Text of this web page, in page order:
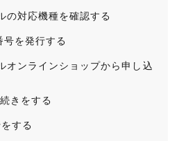
の対応機種を確認する
を発行する
オンラインショップから申し込
きをする
する